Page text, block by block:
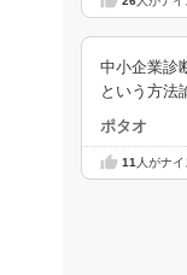
中小企業診
という方法
ポタオ
11人がナ